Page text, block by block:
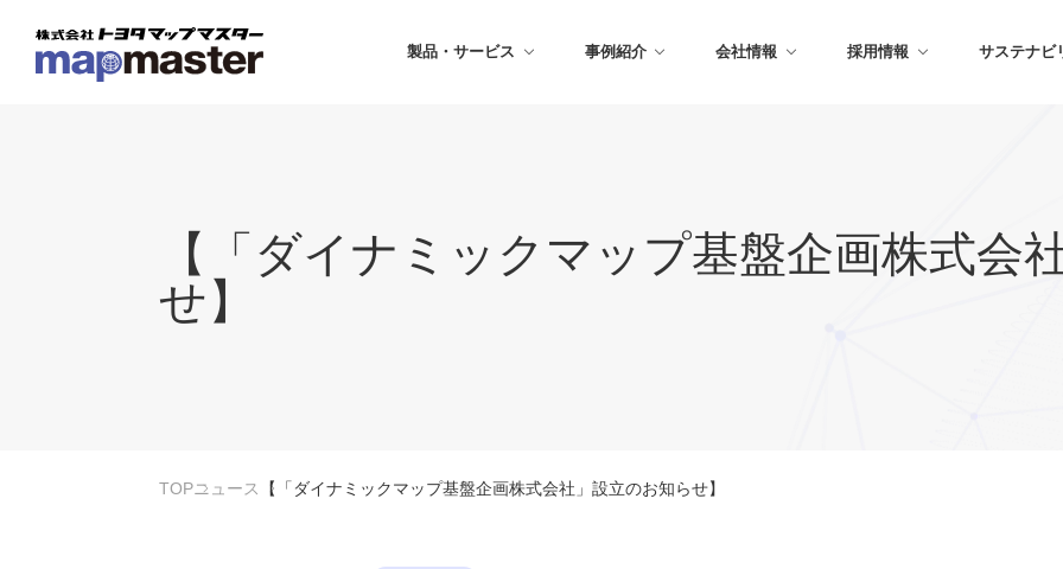
製品・サービス 事例紹介 会社情報 採用情報 サステナビ
【「ダイナミックマップ基盤企画株式会
せ】
TOPニュース 【「ダイナミックマップ基盤企画株式会社」設立のお知らせ】